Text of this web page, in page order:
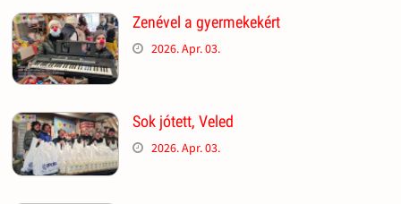
Zenével a gyermekekért
2026. Apr. 03.
Sok jótett, Veled
2026. Apr. 03.